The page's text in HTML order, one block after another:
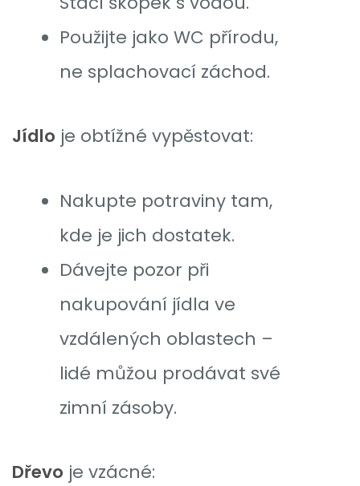
Použijte jako WC přírodu,
ne splachovací záchod.
Jídlo je obtížné vypěstovat:
Nakupte potraviny tam,
kde je jich dostatek.
Dávejte pozor při
nakupování jídla ve
vzdálených oblastech –
lidé můžou prodávat své
zimní zásoby.
Dřevo je vzácné: